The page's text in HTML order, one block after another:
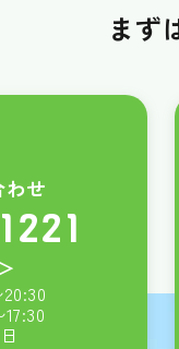
まず
せ
20:30
17:30